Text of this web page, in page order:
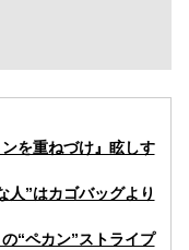
を重ねづけ』眩しす
人”はカゴバッグより
“ペカン”ストライプ